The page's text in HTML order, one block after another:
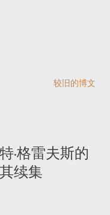
较旧的博文
·格雷夫斯的
续集